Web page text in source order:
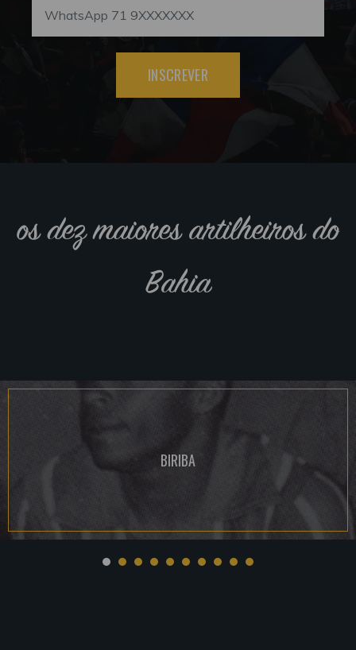
INSCREVER
os dez maiores artilheiros do
Bahia
BIRIBA